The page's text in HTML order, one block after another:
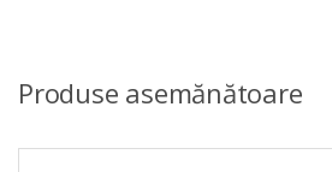
Produse asemănătoare